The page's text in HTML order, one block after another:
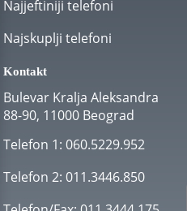
Najjeftiniji telefoni
Najskuplji telefoni
Kontakt
Bulevar Kralja Aleksandra
88-90, 11000 Beograd
Telefon 1: 060.5229.952
Telefon 2: 011.3446.850